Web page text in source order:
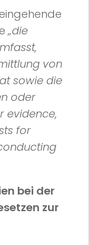
„die
von
sowie die
oder
evidence,
for
bei der
zur